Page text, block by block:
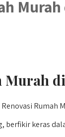
Murah
Rumah
berfikir keras